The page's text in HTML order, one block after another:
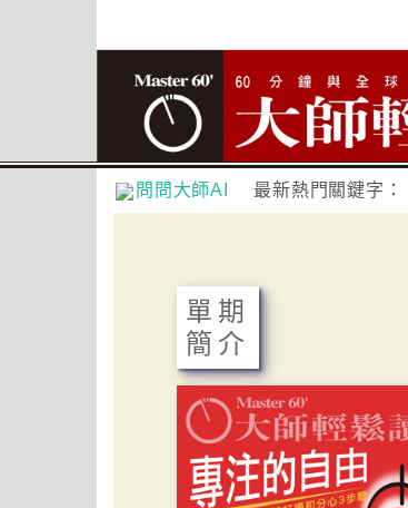
問問大師AI 最新熱門關鍵字：
單期
簡介